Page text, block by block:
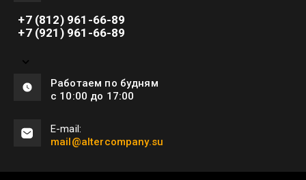
Работаем по будням
с 10:00 до 17:00
E-mail:
mail@altercompany.su
+7 (812) 961-66-89
+7 (921) 961-66-89